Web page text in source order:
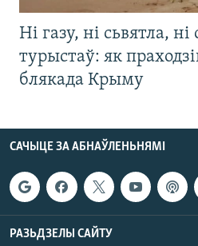
Ні газу, ні сьвятла, ні
турыстаў: як
блякада Крыму
САЧЫЦЕ ЗА АБНАЎЛЕНЬНЯМІ
РАЗЬДЗЕЛЫ САЙТУ